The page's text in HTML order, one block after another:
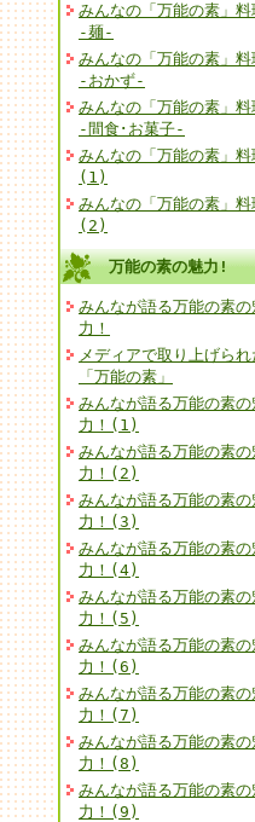
みんなの「万能の素」料
-麺-
みんなの「万能の素」料
-おかず-
みんなの「万能の素」料
-間食･お菓子-
みんなの「万能の素」料
(1)
みんなの「万能の素」料
(2)
万能の素の魅力!
みんなが語る万能の素の
力！
メディアで取り上げられ
「万能の素」
みんなが語る万能の素の
力！(1)
みんなが語る万能の素の
力！(2)
みんなが語る万能の素の
力！(3)
みんなが語る万能の素の
力！(4)
みんなが語る万能の素の
力！(5)
みんなが語る万能の素の
力！(6)
みんなが語る万能の素の
力！(7)
みんなが語る万能の素の
力！(8)
みんなが語る万能の素の
力！(9)